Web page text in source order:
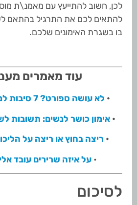
לכן, חשוב להתייעץ עם מאמנ\ת
להתאים לכם את התרגיל בהתאם
בו בשגרת האימונים שלכם.
עוד מאמרים
• לא עושה ספורט? 7 סיבות למה את טועה >>
•אימון כושר לנשים: תשובות
• ריצה בחוץ או ריצה על
•על איזה שרירים עובד
לסיכום